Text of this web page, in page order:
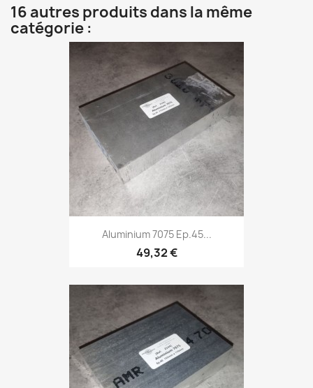
16 autres produits dans la même
catégorie :
Aluminium 7075 Ep.45...
49,32 €